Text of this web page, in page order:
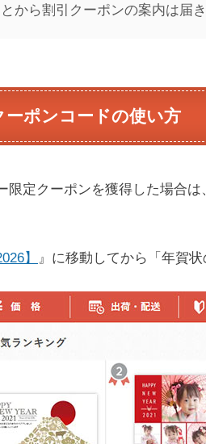
から割引クーポンの案内は届き
ポンコードの使い方
限定クーポンを獲得した場合
】 』に移動してから「年賀